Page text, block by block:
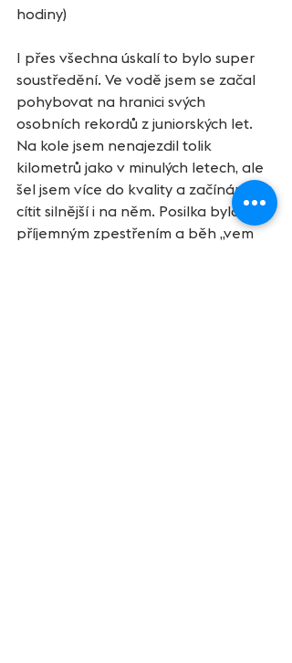
hodiny)
I přes všechna úskalí to bylo super
soustředění. Ve vodě jsem se začal
pohybovat na hranici svých
osobních rekordů z juniorských let.
Na kole jsem nenajezdil tolik
kilometrů jako v minulých letech, ale
šel jsem více do kvality a začínám se
cítit silnější i na něm. Posilka byla
příjemným zpestřením a běh „vem